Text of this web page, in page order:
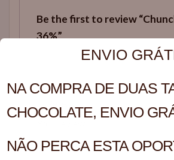
Be the first to review
36%”
O seu endereço de email não será
Campos obrigatórios marcados
Your rating *
ENVIO
NA COMPRA DE DUAS
CHOCOLATE, ENVIO
NÃO PERCA ESTA